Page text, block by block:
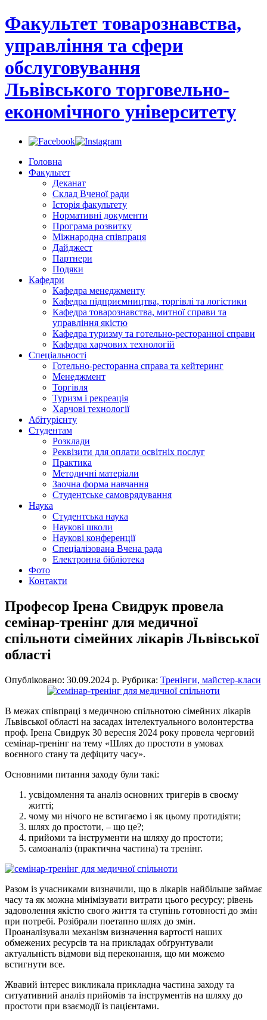
Факультет товарознавства,
управління та сфери
обслуговування
Львівського торговельно-
економічного університету
Головна
Факультет
Деканат
Склад Вченої ради
Історія факультету
Нормативні документи
Програма розвитку
Міжнародна співпраця
Дайджест
Партнери
Подяки
Кафедри
Кафедра менеджменту
Кафедра підприємництва, торгівлі та логістики
Кафедра товарознавства, митної справи та
управління якістю
Кафедра туризму та готельно-ресторанної справи
Кафедра харчових технологій
Спеціальності
Готельно-ресторанна справа та кейтеринг
Менеджмент
Торгівля
Туризм і рекреація
Харчові технології
Абітурієнту
Студентам
Розклади
Реквізити для оплати освітніх послуг
Практика
Методичні матеріали
Заочна форма навчання
Студентське самоврядування
Наука
Студентська наука
Наукові школи
Наукові конференції
Спеціалізована Вчена рада
Електронна бібліотека
Фото
Контакти
Професор Ірена Свидрук провела
семінар-тренінг для медичної
спільноти сімейних лікарів Львівської
області
Опубліковано: 30.09.2024 р. Рубрика: Тренінги, майстер-класи
В межах співпраці з медичною спільнотою сімейних лікарів
Львівської області на засадах інтелектуального волонтерства
проф. Ірена Свидрук 30 вересня 2024 року провела черговий
семінар-тренінг на тему «Шлях до простоти в умовах
воєнного стану та дефіциту часу».
Основними питання заходу були такі:
усвідомлення та аналіз основних тригерів в своєму
житті;
чому ми нічого не встигаємо і як цьому протидіяти;
шлях до простоти, – що це?;
прийоми та інструменти на шляху до простоти;
самоаналіз (практична частина) та тренінг.
Разом із учасниками визначили, що в лікарів найбільше займає
часу та як можна мінімізувати витрати цього ресурсу; рівень
задоволення якістю свого життя та ступінь готовності до змін
при потребі. Розібрали поетапно шлях до змін.
Проаналізували механізм визначення вартості наших
обмежених ресурсів та на прикладах обґрунтували
актуальність відмови від переконання, що ми можемо
встигнути все.
Жвавий інтерес викликала прикладна частина заходу та
ситуативний аналіз прийомів та інструментів на шляху до
простоти при взаємодії із пацієнтами.